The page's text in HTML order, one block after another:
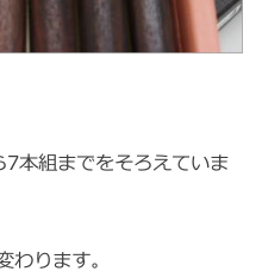
本組までをそろえていま
ります。